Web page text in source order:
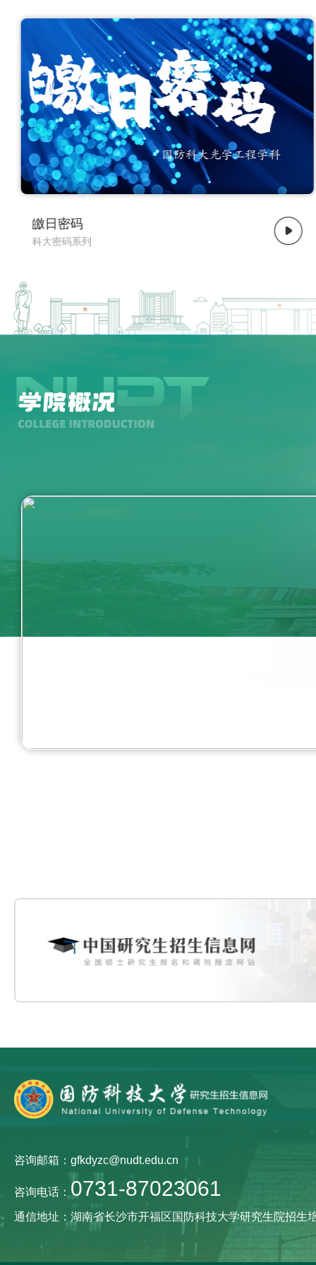
了解更多
禺疆密码
科大密码系列
咨询邮箱：gfkdyzc@nudt.edu.cn
咨询电话： 0731-87023061
通信地址：湖南省长沙市开福区国防科技大学研究生院招生